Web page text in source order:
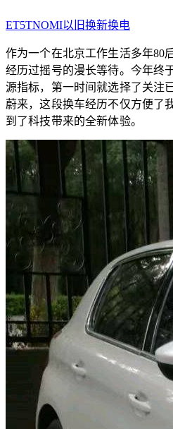
ET5TNOMI以旧换新换电
作为一个在北京工作生活多年80
经历过摇号的漫长等待。今年终
源指标，第一时间就选择了关注
蔚来，这段换车经历不仅方便了
到了科技带来的全新体验。